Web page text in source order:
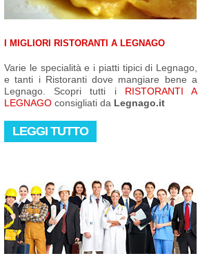
I MIGLIORI RISTORANTI A LEGNAGO
Varie le specialità e i piatti tipici di Legnago,
e tanti i Ristoranti dove mangiare bene a
Legnago. Scopri tutti i RISTORANTI A
LEGNAGO consigliati da Legnago.it
LEGGI TUTTO